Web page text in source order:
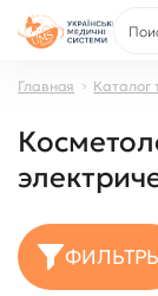
Главная Каталог